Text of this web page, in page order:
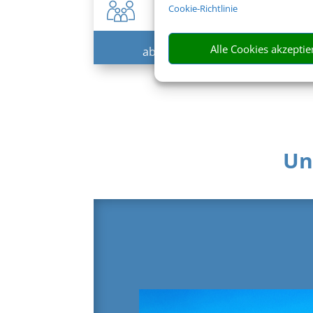
Cookie-Richtlinie
Alle Cookies
ab 793 € (p.P.)